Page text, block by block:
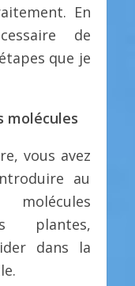
En
de
que je
molécules
vous avez
au
plantes,
dans la